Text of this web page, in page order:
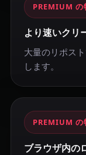
PREMIUM の
より速いクリ
大量のリポス
します。
PREMIUM の
ブラウザ内の